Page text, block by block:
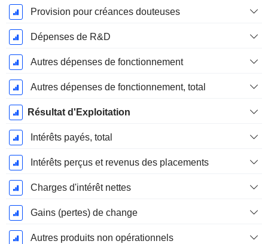
Provision pour créances douteuses
Dépenses de R&D
Autres dépenses de fonctionnement
Autres dépenses de fonctionnement, total
Résultat d'Exploitation
Intérêts payés, total
Intérêts perçus et revenus des placements
Charges d'intérêt nettes
Gains (pertes) de change
Autres produits non opérationnels